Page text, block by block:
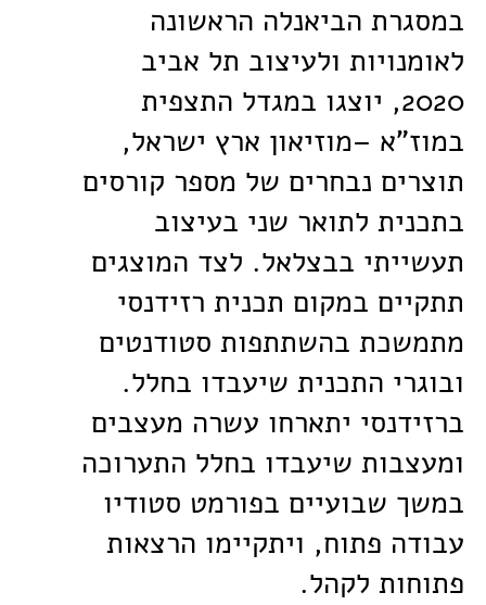
במסגרת הביאנלה הראשונה
לאומנויות ולעיצוב תל אביב
2020, יוצגו במגדל התצפית
במוז"א ­–מוזיאון ארץ ישראל,
תוצרים נבחרים של מספר קורסים
בתכנית לתואר שני בעיצוב
תעשייתי בבצלאל. לצד המוצגים
תתקיים במקום תכנית רזידנסי
מתמשכת בהשתתפות סטודנטים
ובוגרי התכנית שיעבדו בחלל.
ברזידנסי יתארחו עשרה מעצבים
ומעצבות שיעבדו בחלל התערוכה
במשך שבועיים בפורמט סטודיו
עבודה פתוח, ויתקיימו הרצאות
פתוחות לקהל.